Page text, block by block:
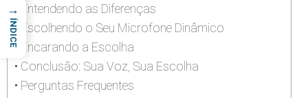
Entendendo as Diferenças
Escolhendo o Seu Microfone Dinâmico
Encarando a Escolha
Conclusão: Sua Voz, Sua Escolha
Perguntas Frequentes
→
ÍNDICE